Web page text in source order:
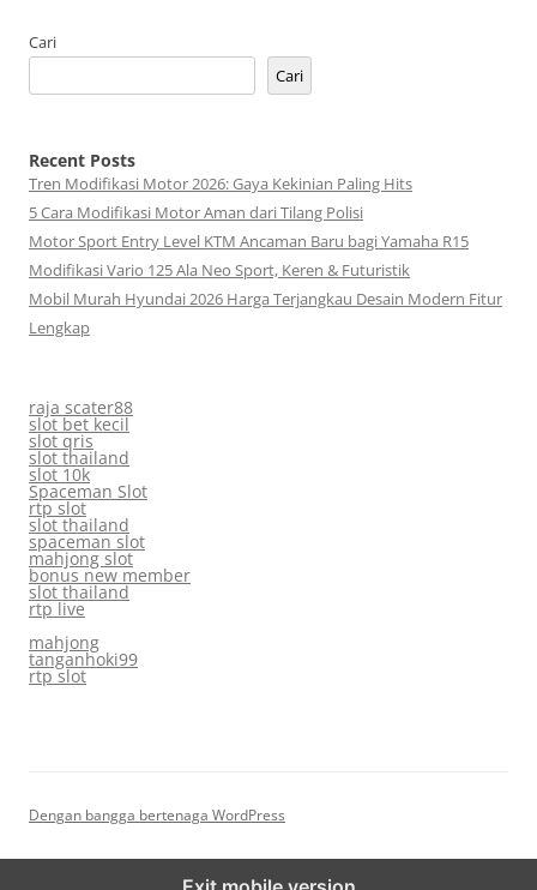
Cari
Cari
Recent Posts
Tren Modifikasi Motor 2026: Gaya Kekinian Paling Hits
5 Cara Modifikasi Motor Aman dari Tilang Polisi
Motor Sport Entry Level KTM Ancaman Baru bagi Yamaha R15
Modifikasi Vario 125 Ala Neo Sport, Keren & Futuristik
Mobil Murah Hyundai 2026 Harga Terjangkau Desain Modern Fitur
Lengkap
raja scater88
slot bet kecil
slot qris
slot thailand
slot 10k
Spaceman Slot
rtp slot
slot thailand
spaceman slot
mahjong slot
bonus new member
slot thailand
rtp live
mahjong
tanganhoki99
rtp slot
Dengan bangga bertenaga WordPress